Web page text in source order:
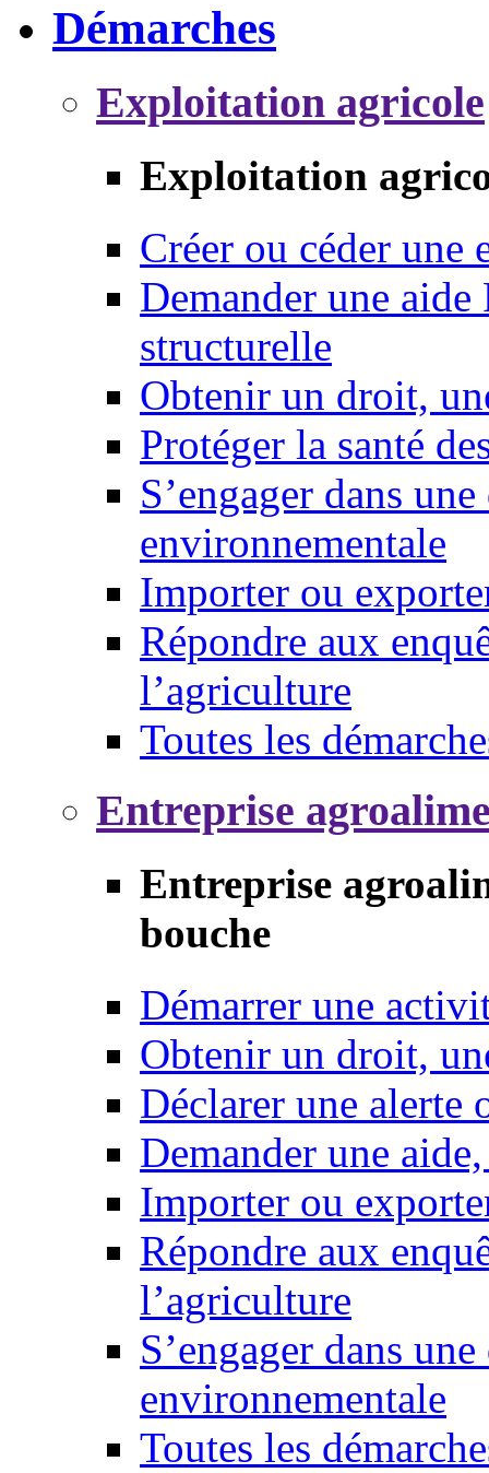
Démarches
Exploitation agricole
Exploitation
Créer ou céder une
Demander une
structurelle
Obtenir un droit,
Protéger la santé
S’engager dans
environnementale
Importer ou
Répondre aux
l’agriculture
Toutes les
Entreprise
Entreprise
bouche
Démarrer une
Obtenir un droit,
Déclarer une alerte
Demander une
Importer ou
Répondre aux
l’agriculture
S’engager dans
environnementale
Toutes les